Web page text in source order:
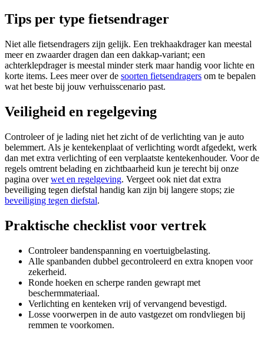
Tips per type fietsendrager
Niet alle fietsendragers zijn gelijk. Een trekhaakdrager kan meestal
meer en zwaarder dragen dan een dakkap-variant; een
achterklepdrager is meestal minder sterk maar handig voor lichte en
korte items. Lees meer over de soorten fietsendragers om te bepalen
wat het beste bij jouw verhuisscenario past.
Veiligheid en regelgeving
Controleer of je lading niet het zicht of de verlichting van je auto
belemmert. Als je kentekenplaat of verlichting wordt afgedekt, werk
dan met extra verlichting of een verplaatste kentekenhouder. Voor de
regels omtrent belading en zichtbaarheid kun je terecht bij onze
pagina overwet en regelgeving. Vergeet ook niet dat extra
beveiliging tegen diefstal handig kan zijn bij langere stops; zie
beveiliging tegen diefstal.
Praktische checklist voor vertrek
Controleer bandenspanning en voertuigbelasting.
Alle spanbanden dubbel gecontroleerd en extra knopen voor
zekerheid.
Ronde hoeken en scherpe randen gewrapt met
beschermmateriaal.
Verlichting en kenteken vrij of vervangend bevestigd.
Losse voorwerpen in de auto vastgezet om rondvliegen bij
remmen te voorkomen.